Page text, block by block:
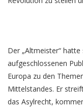
Der „Altmeister“
aufgeschlossenen
Europa zu den
Mittelstandes. Er
das Asylrecht,